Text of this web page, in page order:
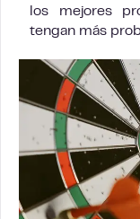
los mejores
tengan más